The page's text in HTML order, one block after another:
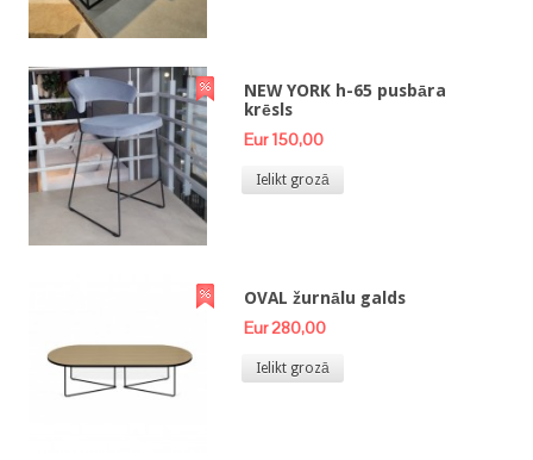
NEW YORK h-65 pusbāra
krēsls
Eur 150,00
Ielikt grozā
OVAL žurnālu galds
Eur 280,00
Ielikt grozā